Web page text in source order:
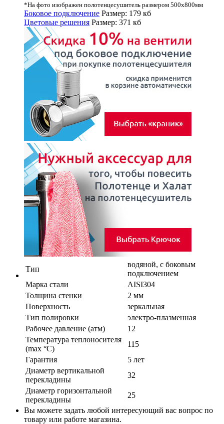
*На фото изображен полотенцесушитель размером 500х800мм
Боковое подключение Размер: 179 кб
Цветовые решения Размер: 371 кб
Тип
водяной, с боковым
подключением
Марка стали
AISI304
Толщина стенки
2 мм
Поверхность
зеркальная
Тип полировки
электро-плазменная
Рабочее давление (атм)
12
Температура теплоносителя
(max °C)
115
Гарантия
5 лет
Диаметр вертикальной
перекладины
32
Диаметр горизонтальной
перекладины
25
Вы можете задать любой интересующий вас вопрос по
товару или работе магазина.